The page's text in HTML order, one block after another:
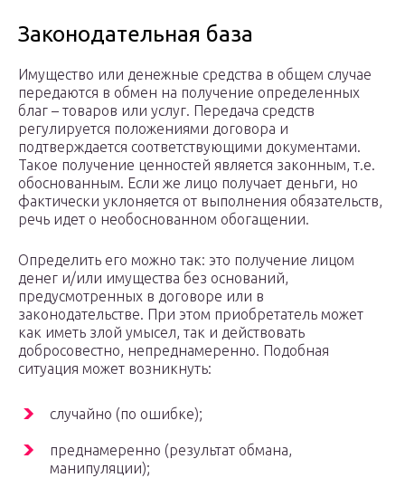
Законодательная база
Имущество или денежные средства в общем случае
передаются в обмен на получение определенных
благ – товаров или услуг. Передача средств
регулируется положениями договора и
подтверждается соответствующими документами.
Такое получение ценностей является законным, т.е.
обоснованным. Если же лицо получает деньги, но
фактически уклоняется от выполнения обязательств,
речь идет о необоснованном обогащении.
Определить его можно так: это получение лицом
денег и/или имущества без оснований,
предусмотренных в договоре или в
законодательстве. При этом приобретатель может
как иметь злой умысел, так и действовать
добросовестно, непреднамеренно. Подобная
ситуация может возникнуть:
случайно (по ошибке);
преднамеренно (результат обмана,
манипуляции);